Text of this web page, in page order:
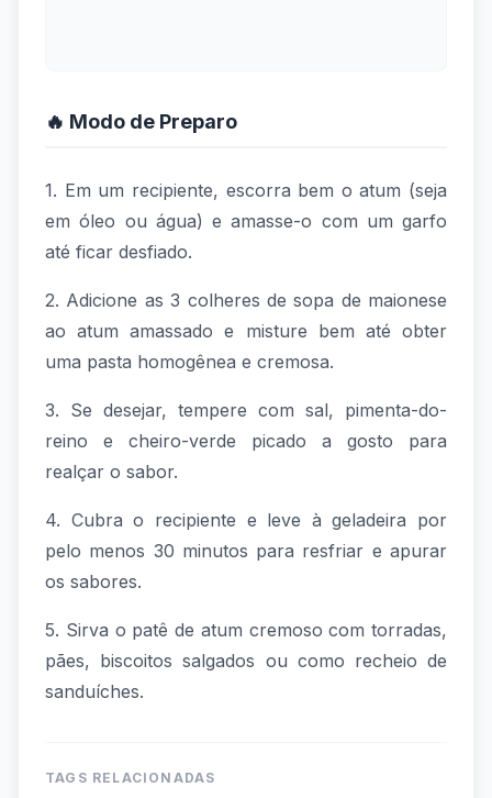
🔥 Modo de Preparo
1. Em um recipiente, escorra bem o atum (seja
em óleo ou água) e amasse-o com um garfo
até ficar desfiado.
2. Adicione as 3 colheres de sopa de maionese
ao atum amassado e misture bem até obter
uma pasta homogênea e cremosa.
3. Se desejar, tempere com sal, pimenta-do-
reino e cheiro-verde picado a gosto para
realçar o sabor.
4. Cubra o recipiente e leve à geladeira por
pelo menos 30 minutos para resfriar e apurar
os sabores.
5. Sirva o patê de atum cremoso com torradas,
pães, biscoitos salgados ou como recheio de
sanduíches.
TAGS RELACIONADAS